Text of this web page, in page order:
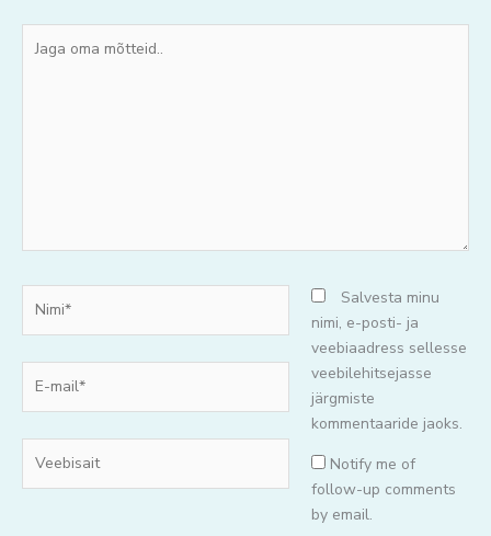
oma
mail*
Salvesta minu
nimi, e-posti- ja
veebiaadress sellesse
veebilehitsejasse
järgmiste
kommentaaride jaoks.
Notify me of
follow-up comments
by email.